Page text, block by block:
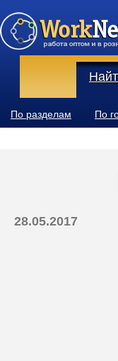
По разделам По
28.05.2017